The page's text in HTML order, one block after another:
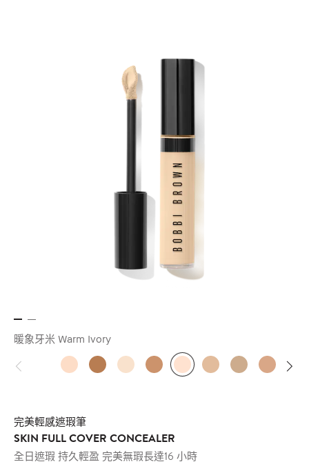
暖象牙米 Warm Ivory
完美輕感遮瑕筆
SKIN FULL COVER CONCEALER
全日遮瑕 持久輕盈 完美無瑕長達16 小時